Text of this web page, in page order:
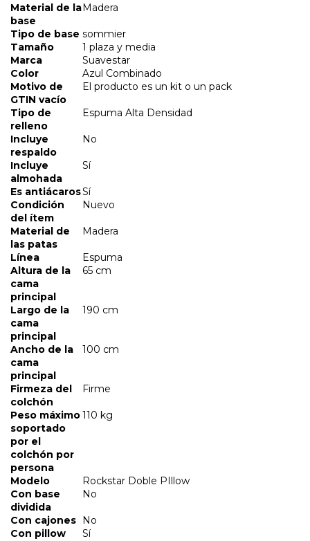
Material de la
base
Madera
Tipo de base sommier
Tamaño
1 plaza y media
Marca
Suavestar
Color
Azul Combinado
Motivo de
GTIN vacío
El producto es un kit o un pack
Tipo de
relleno
Espuma Alta Densidad
Incluye
respaldo
No
Incluye
almohada
Sí
Es antiácarosSí
Condición
del ítem
Nuevo
Material de
las patas
Madera
Línea
Espuma
Altura de la
cama
principal
65 cm
Largo de la
cama
principal
190 cm
Ancho de la
cama
principal
100 cm
Firmeza del
colchón
Firme
Peso máximo
soportado
por el
colchón por
persona
110 kg
Modelo
Rockstar Doble PIllow
Con base
dividida
No
Con cajones No
Con pillow
Sí